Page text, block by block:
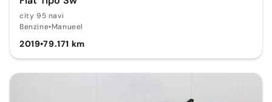
city 95 navi
Benzine•Manueel
2019•79.171 km